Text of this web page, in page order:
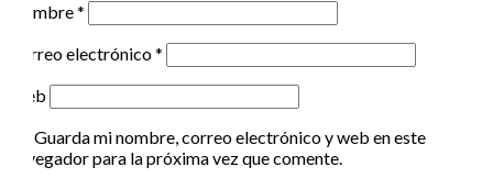
Nombre*
Correo electrónico*
Web
Guarda mi nombre, correo electrónico y web en este
navegador para la próxima vez que comente.